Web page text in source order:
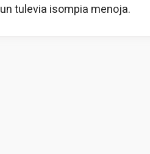
tulevia isompia menoja.